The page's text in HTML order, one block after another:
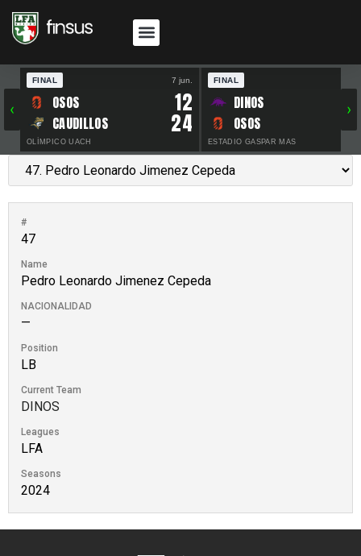
‹
FINAL 7 jun.
OSOS 12
CAUDILLOS 24
OLÍMPICO UACH
FINAL
DINOS
OSOS
ESTADIO GASPAR MAS
›
#
47
Name
Pedro Leonardo Jimenez Cepeda
NACIONALIDAD
—
Position
LB
Current Team
DINOS
Leagues
LFA
Seasons
2024